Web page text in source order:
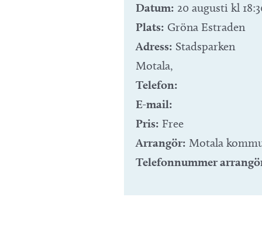
Datum: 20 augusti kl
Plats: Gröna Estraden
Adress: Stadsparken
Motala,
Telefon:
E-mail:
Pris: Free
Arrangör: Motala
Telefonnummer